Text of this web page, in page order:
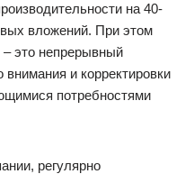
на 40-
вложений. При этом
– это непрерывный
и корректировки
потребностями
регулярно